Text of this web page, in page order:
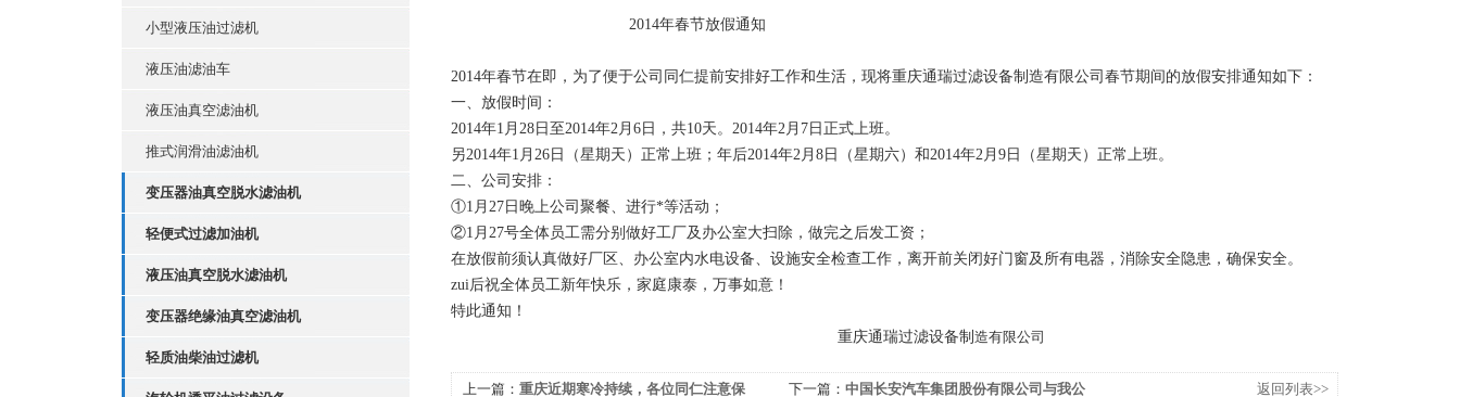
小型液压油过滤机
液压油滤油车
液压油真空滤油机
推式润滑油滤油机
变压器油真空脱水滤油机
轻便式过滤加油机
液压油真空脱水滤油机
变压器绝缘油真空滤油机
轻质油柴油过滤机
2014年春节放假通知
2014年春节在即，为了便于公司同仁提前安排好工作和生活，现将重庆通瑞过滤设备制造有限公司春节期间的放假安排通知如下：
一、放假时间：
2014年1月28日至2014年2月6日，共10天。2014年2月7日正式上班。
另2014年1月26日（星期天）正常上班；年后2014年2月8日（星期六）和2014年2月9日（星期天）正常上班。
二、公司安排：
①1月27日晚上公司聚餐、进行*等活动；
②1月27号全体员工需分别做好工厂及办公室大扫除，做完之后发工资；
在放假前须认真做好厂区、办公室内水电设备、设施安全检查工作，离开前关闭好门窗及所有电器，消除安全隐患，确保安全。
zui后祝全体员工新年快乐，家庭康泰，万事如意！
特此通知！
重庆通瑞过滤设备制 造有限公司
上一篇： 重庆近期寒冷持续，各位同仁注意保
下一篇： 中国长安汽车集团股份有限公司与我公
返回列表>>